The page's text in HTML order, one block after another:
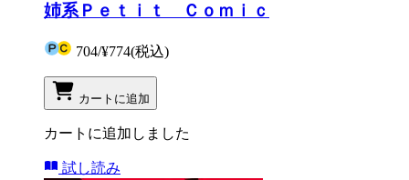
姉系Ｐｅｔｉｔ Ｃｏｍｉｃ
704/¥774(税込)
カートに追加
カートに追加しました
試し読み